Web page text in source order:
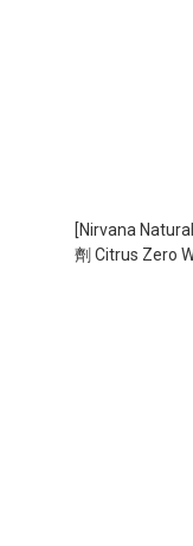
[Nirvana Natural] 柑橘味天然止汗味
劑 Citrus Zero